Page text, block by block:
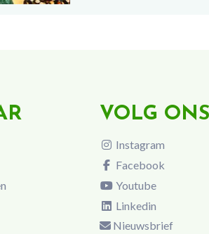
VOLG ONS
Instagram
Facebook
Youtube
Linkedin
Nieuwsbrief